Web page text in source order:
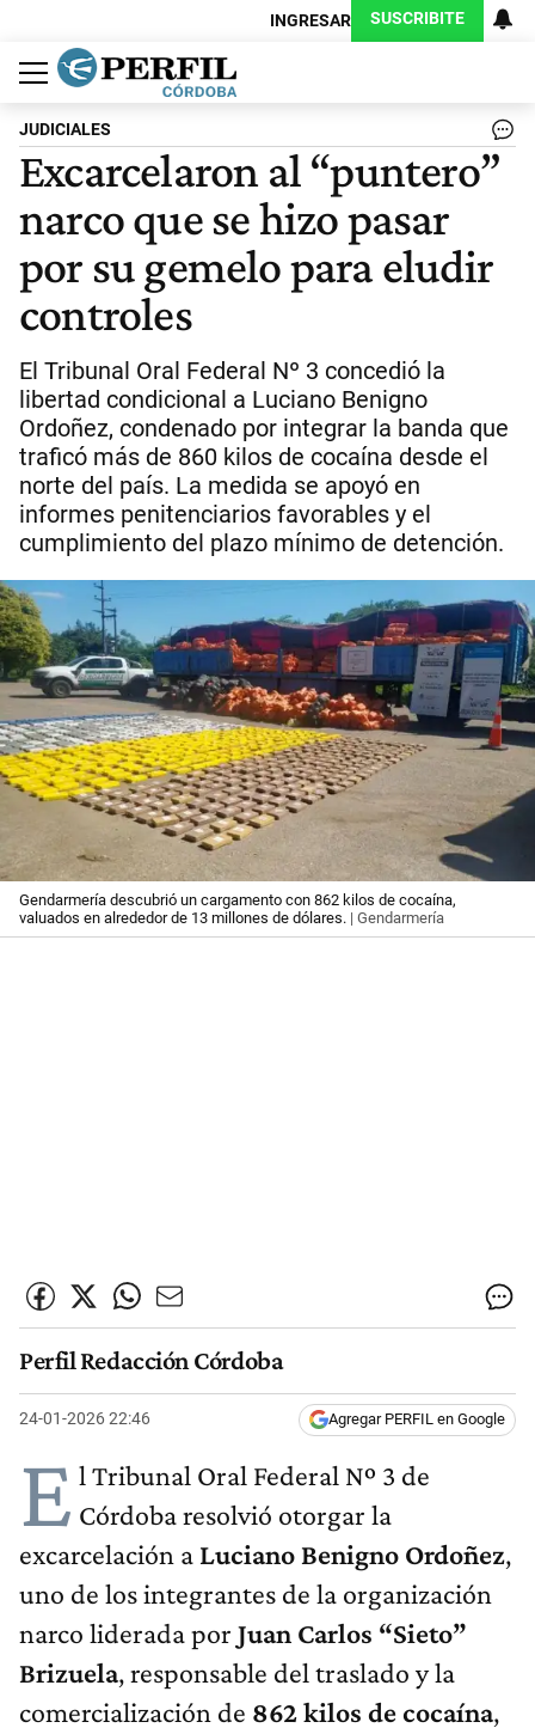
INGRESAR SUSCRIBITE
Política
Economía
Judiciales
Sociedad
Cultura
Espectáculos
Deportes
Protagonistas
JUDICIALES
Excarcelaron al “puntero”
narco que se hizo pasar
por su gemelo para eludir
controles
El Tribunal Oral Federal Nº 3 concedió la
libertad condicional a Luciano Benigno
Ordoñez, condenado por integrar la banda que
traficó más de 860 kilos de cocaína desde el
norte del país. La medida se apoyó en
informes penitenciarios favorables y el
cumplimiento del plazo mínimo de detención.
Gendarmería descubrió un cargamento con 862 kilos de cocaína,
valuados en alrededor de 13 millones de dólares. | Gendarmería
Perfil Redacción Córdoba
24-01-2026 22:46 Agregar PERFIL en Google
E l Tribunal Oral Federal Nº 3 de
Córdoba resolvió otorgar la
excarcelación a Luciano Benigno Ordoñez,
uno de los integrantes de la organización
narco liderada por Juan Carlos “Sieto”
Brizuela, responsable del traslado y la
comercialización de 862 kilos de cocaína,